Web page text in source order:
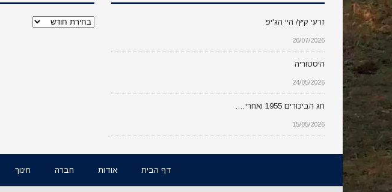
זרעי קיץ/ היי הג'יפ
26/07/2026
היסטוריה
24/05/2026
חג הביכורים 1955 ואחרי….
15/05/2026
מה
דף הבית אודות חברה חינוך